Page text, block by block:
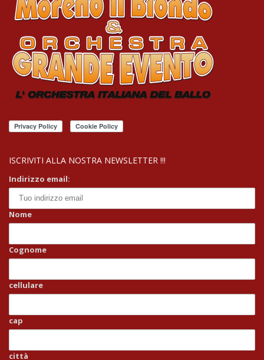
ISCRIVITI ALLA NOSTRA NEWSLETTER !!!
Indirizzo email:
Nome
Cognome
cellulare
cap
città